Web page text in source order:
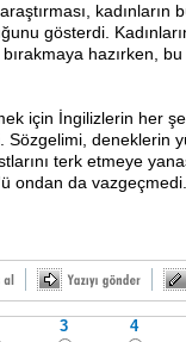
kadınların
gösterdi.
hazırken,
için İngilizlerin her
deneklerin
terk etmeye
ondan da vazgeçmedi.
3 4